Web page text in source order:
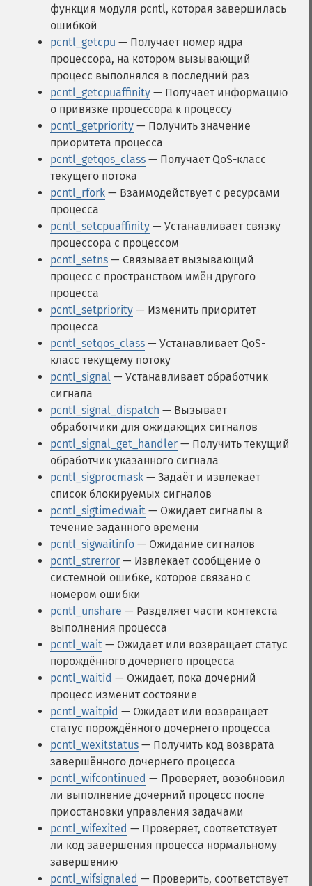
функция модуля pcntl, которая завершилась
ошибкой
pcntl_getcpu — Получает номер ядра
процессора, на котором вызывающий
процесс выполнялся в последний раз
pcntl_getcpuaffinity — Получает информацию
о привязке процессора к процессу
pcntl_getpriority — Получить значение
приоритета процесса
pcntl_getqos_class — Получает QoS-класс
текущего потока
pcntl_rfork — Взаимодействует с ресурсами
процесса
pcntl_setcpuaffinity — Устанавливает связку
процессора с процессом
pcntl_setns — Связывает вызывающий
процесс с пространством имён другого
процесса
pcntl_setpriority — Изменить приоритет
процесса
pcntl_setqos_class — Устанавливает QoS-
класс текущему потоку
pcntl_signal — Устанавливает обработчик
сигнала
pcntl_signal_dispatch — Вызывает
обработчики для ожидающих сигналов
pcntl_signal_get_handler — Получить текущий
обработчик указанного сигнала
pcntl_sigprocmask — Задаёт и извлекает
список блокируемых сигналов
pcntl_sigtimedwait — Ожидает сигналы в
течение заданного времени
pcntl_sigwaitinfo — Ожидание сигналов
pcntl_strerror — Извлекает сообщение о
системной ошибке, которое связано с
номером ошибки
pcntl_unshare — Разделяет части контекста
выполнения процесса
pcntl_wait — Ожидает или возвращает статус
порождённого дочернего процесса
pcntl_waitid — Ожидает, пока дочерний
процесс изменит состояние
pcntl_waitpid — Ожидает или возвращает
статус порождённого дочернего процесса
pcntl_wexitstatus — Получить код возврата
завершённого дочернего процесса
pcntl_wifcontinued — Проверяет, возобновил
ли выполнение дочерний процесс после
приостановки управления задачами
pcntl_wifexited — Проверяет, соответствует
ли код завершения процесса нормальному
завершению
pcntl_wifsignaled — Проверить, соответствует